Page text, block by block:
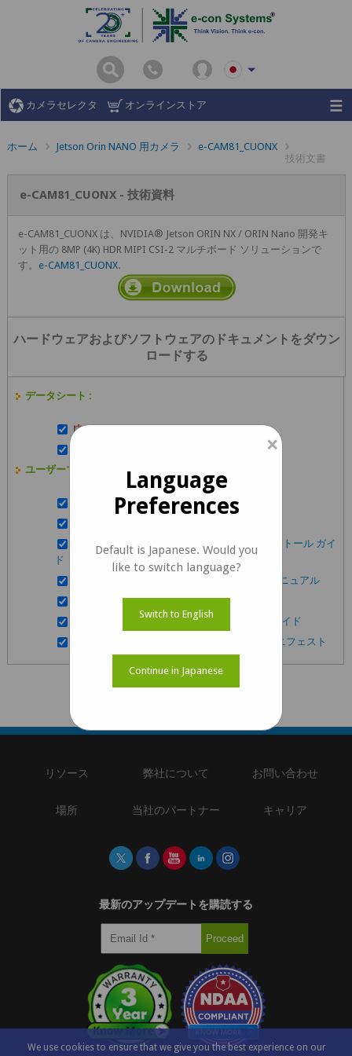
カメラセレクタ オンラインストア
ホーム Jetson Orin NANO 用カメラ
e-CAM81_CUONX
技術文書
e-CAM81_CUONX - 技術資料
e-CAM81_CUONX は、NVIDIA® Jetson ORIN NX / ORIN Nano 開発キ
ット用の 8MP (4K) HDR MIPI CSI-2 マルチボード ソリューションで
す。 e-CAM81_CUONX.
ハードウェアおよびソフトウェアのドキュメントをダウン
ロードする
データシート :
e-CAM81_CUONX データシート
ユーザーマニュアル :
e-CAM81_CUONX スタートマニュアル
e-CAM_TK1 GUVCView ビルドおよびインストール ガイ
ド
e-CAM81_CUONX Linux アプリ ユーザーマニュアル
e-CAM81_CUONX Gstreamer 使い方ガイド
e-CAM81_CUONX 外部トリガーサポートガイド
e-CAM81_CUONX リリース パッケージ マニフェスト
リソース 弊社について お問い合わせ
場所 当社のパートナー キャリア
最新のアップデートを購読する
×
Language
Preferences
Default is Japanese. Would you
like to switch language?
Switch to English
Continue in Japanese
We use cookies to ensure that we give you the best experience on our